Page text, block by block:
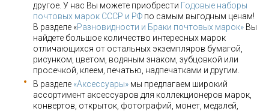
другое. У нас Вы можете приобрести Годовые наборы
почтовых марок СССР и РФ по самым выгодным ценам!
В разделе «Разновидности и Браки почтовых марок» Вы
найдете большое количество интересных марок
отличающихся от остальных экземпляров бумагой,
рисунком, цветом, водяным знаком, зубцовкой или
просечкой, клеем, печатью, надпечатками и другим.
В разделе «Аксессуары» мы предлагаем широкий
ассортимент аксессуаров для коллекционеров марок,
конвертов, открыток, фотографий, монет, медалей,